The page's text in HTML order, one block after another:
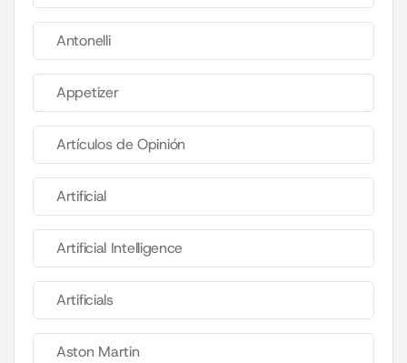
Antonelli
Appetizer
Artículos de Opinión
Artificial
Artificial Intelligence
Artificials
Aston Martin